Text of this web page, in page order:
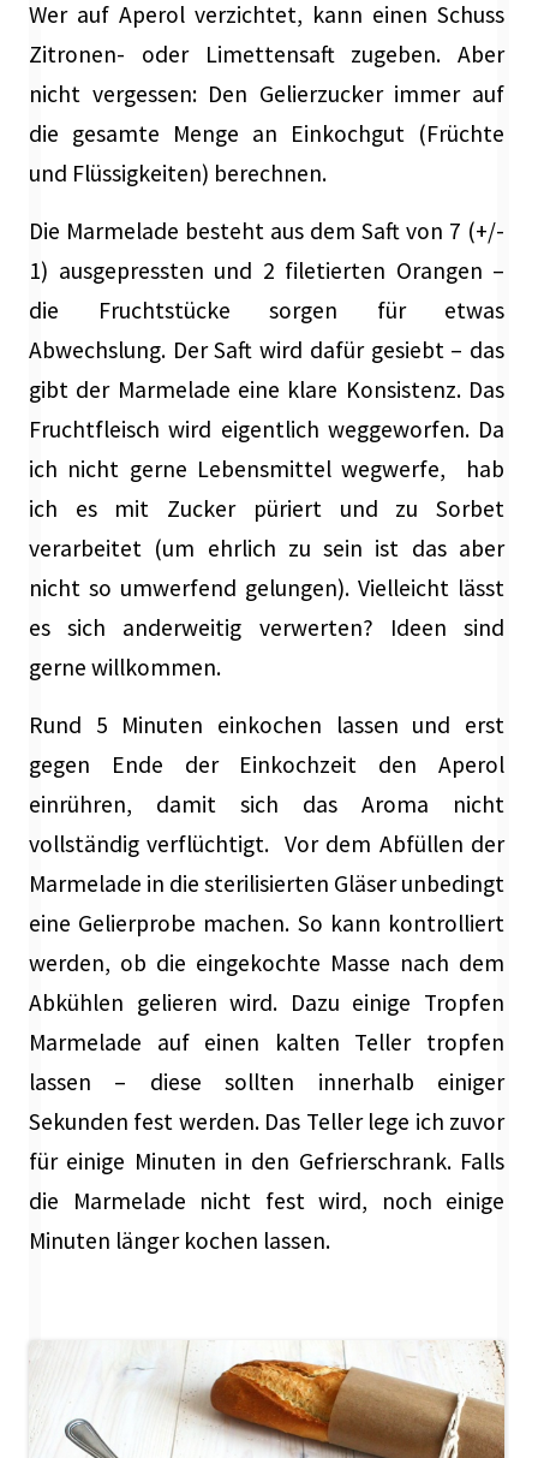
Wer auf Aperol verzichtet, kann einen Schuss
Zitronen- oder Limettensaft zugeben. Aber
nicht vergessen: Den Gelierzucker immer auf
die gesamte Menge an Einkochgut (Früchte
und Flüssigkeiten) berechnen.
Die Marmelade besteht aus dem Saft von 7 (+/-
1) ausgepressten und 2 filetierten Orangen –
die Fruchtstücke sorgen für etwas
Abwechslung. Der Saft wird dafür gesiebt – das
gibt der Marmelade eine klare Konsistenz. Das
Fruchtfleisch wird eigentlich weggeworfen. Da
ich nicht gerne Lebensmittel wegwerfe, hab
ich es mit Zucker püriert und zu Sorbet
verarbeitet (um ehrlich zu sein ist das aber
nicht so umwerfend gelungen). Vielleicht lässt
es sich anderweitig verwerten? Ideen sind
gerne willkommen.
Rund 5 Minuten einkochen lassen und erst
gegen Ende der Einkochzeit den Aperol
einrühren, damit sich das Aroma nicht
vollständig verflüchtigt. Vor dem Abfüllen der
Marmelade in die sterilisierten Gläser unbedingt
eine Gelierprobe machen. So kann kontrolliert
werden, ob die eingekochte Masse nach dem
Abkühlen gelieren wird. Dazu einige Tropfen
Marmelade auf einen kalten Teller tropfen
lassen – diese sollten innerhalb einiger
Sekunden fest werden. Das Teller lege ich zuvor
für einige Minuten in den Gefrierschrank. Falls
die Marmelade nicht fest wird, noch einige
Minuten länger kochen lassen.